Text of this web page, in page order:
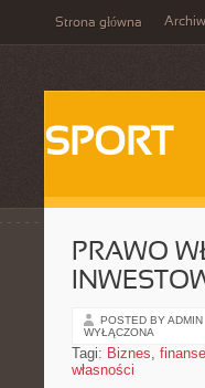
Strona główna
SPORT
PRAWO
POSTED BY ADMIN
WYŁĄCZONA
Tagi: Biznes, finanse
własności